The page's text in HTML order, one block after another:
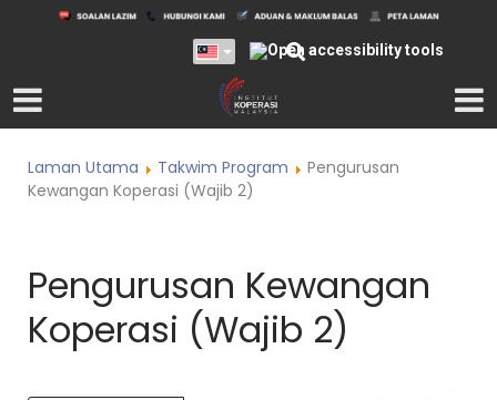
Laman Utama Takwim Program
Pengurusan
Kewangan Koperasi (Wajib 2)
Pengurusan Kewangan
Koperasi (Wajib 2)